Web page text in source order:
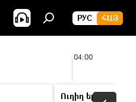
РУС ՀԱՅ
04:00
Ուղիղ եթեր